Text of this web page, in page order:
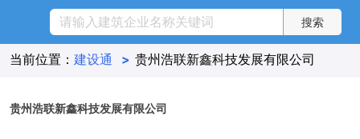
当前位置： 建设通 > 贵州浩联新鑫科技发展有限公司
贵州浩联新鑫科技发展有限公司